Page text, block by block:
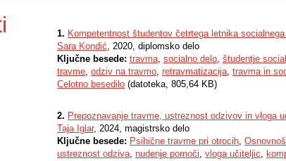
1. Kompetentnost študentov četrtega letnika
Sara Kondić, 2020, diplomsko delo
Ključne besede: travma, socialno delo, študentje
travme, odziv na travmo, retravmatizacija, travma in
Celotno besedilo (datoteka, 805,64 KB)
2. Prepoznavanje travme, ustreznost odzivov in vloga
Taja Iglar, 2024, magistrsko delo
Ključne besede: Psihične travme pri otrocih,
ustreznost odziva, nudenje pomoči, vloga učiteljic,